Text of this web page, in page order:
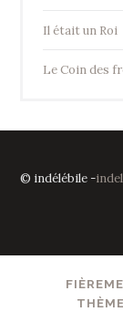
Il était un Roi
Le Coin des
© indélébile -